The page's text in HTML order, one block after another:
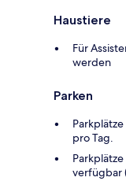
Haustiere
Für
werden
Parken
pro Tag.
verfügbar